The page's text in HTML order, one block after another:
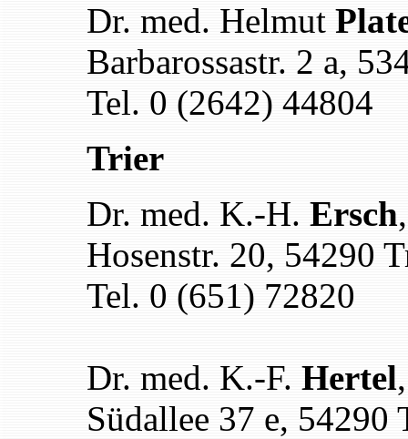
Dr. med. Helmut
Barbarossastr. 2 a,
Tel. 0 (2642) 44804
Trier
Dr. med. K.-H. Ersch
Hosenstr. 20, 54290
Tel. 0 (651) 72820
Dr. med. K.-F. Hertel
Südallee 37 e, 54290